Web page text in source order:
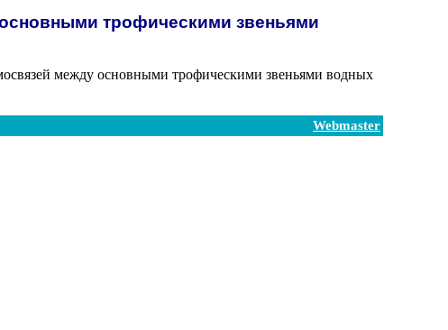
трофическими звеньями
между основными трофическими звеньями водных
Webmaster